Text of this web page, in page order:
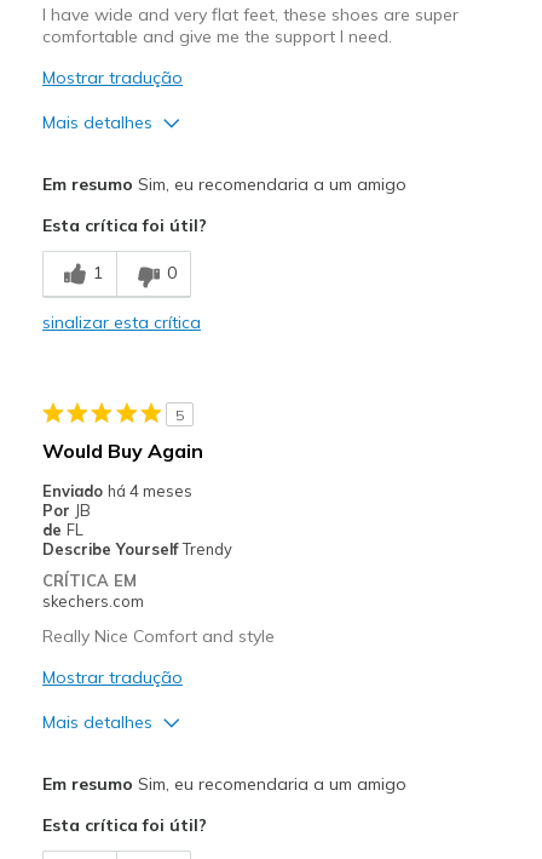
I have wide and very flat feet, these shoes are super
comfortable and give me the support I need.
Mostrar tradução
Mais detalhes
Breathe Well
Comfortable
Width
Sizing
Feels true to size
View On Shoes
Em resumo Sim, eu recomendaria a um amigo
Esta crítica foi útil?
1 0
sinalizar esta crítica
5
Would Buy Again
Enviado há 4 meses
Por JB
de FL
Describe YourselfTrendy
CRÍTICA EM
skechers.com
Really Nice Comfort and style
Mostrar tradução
Mais detalhes
Breathe Well
Em resumo Sim, eu recomendaria a um amigo
Esta crítica foi útil?